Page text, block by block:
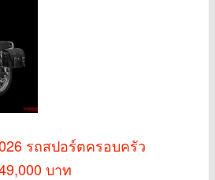
รถสปอร์ตครอบครัว
บาท